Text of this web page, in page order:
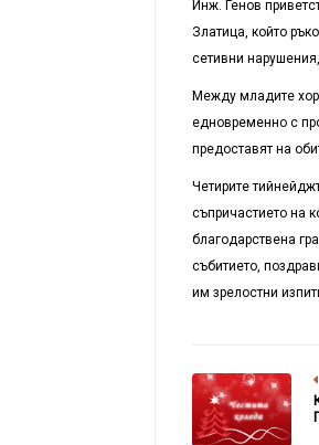
Инж. Генов
Златица, който
сетивни
Между младите
едновременно с
предоставят на
Четирите
съпричастието на
благодарствена
събитието,
им зрелостни